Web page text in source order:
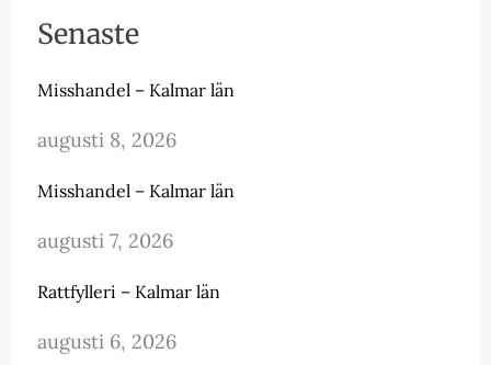
Senaste
Misshandel – Kalmar län
augusti 8, 2026
Misshandel – Kalmar län
augusti 7, 2026
Rattfylleri – Kalmar län
augusti 6, 2026